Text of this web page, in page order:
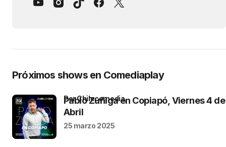
Próximos shows en Comediaplay
Pablo Zuñiga en Copiapó, Viernes 4 de
Abril
por Chilecomedia
25 marzo 2025